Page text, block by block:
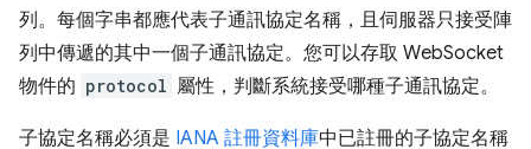
列。每個字串都應代表子通訊協定名稱，且伺服器只接受陣
列中傳遞的其中一個子通訊協定。您可以存取 WebSocket
物件的 protocol 屬性，判斷系統接受哪種子通訊協定。
子協定名稱必須是 IANA 註冊資料庫中已註冊的子協定名稱